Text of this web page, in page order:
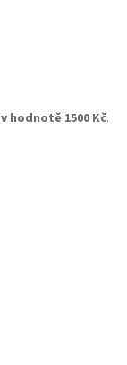
v hodnotě 1500 Kč.